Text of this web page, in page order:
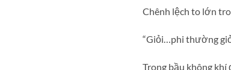
Chênh lệch to lớn
“Giỏi…phi thường
Trong bầu không khí